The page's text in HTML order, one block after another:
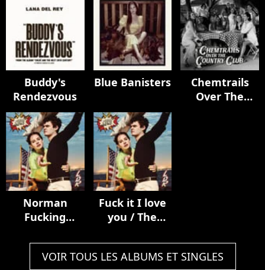
Ocean Blvd
Buddy's
Rendezvous
Blue Banisters
Chemtrails
Over The
Norman
Fucking
Fuck it I love
you / The
VOIR TOUS LES ALBUMS ET SINGLES